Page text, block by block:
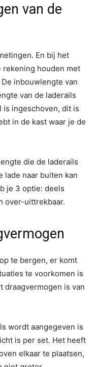
van de
En bij het
rekening houden met
inbouwlengte van
van de laderails
is ingeschoven, dit is
in de kast waar je de
die de laderails
lade naar buiten kan
je 3 optie: deels
over-uittrekbaar.
te bergen, er komt
te voorkomen is
draagvermogen is van
wordt aangegeven is
is per set. Het heeft
elkaar te plaatsen,